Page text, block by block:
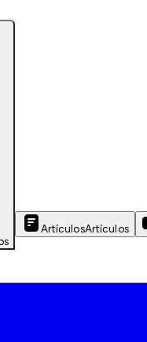
ArtículosArtículos